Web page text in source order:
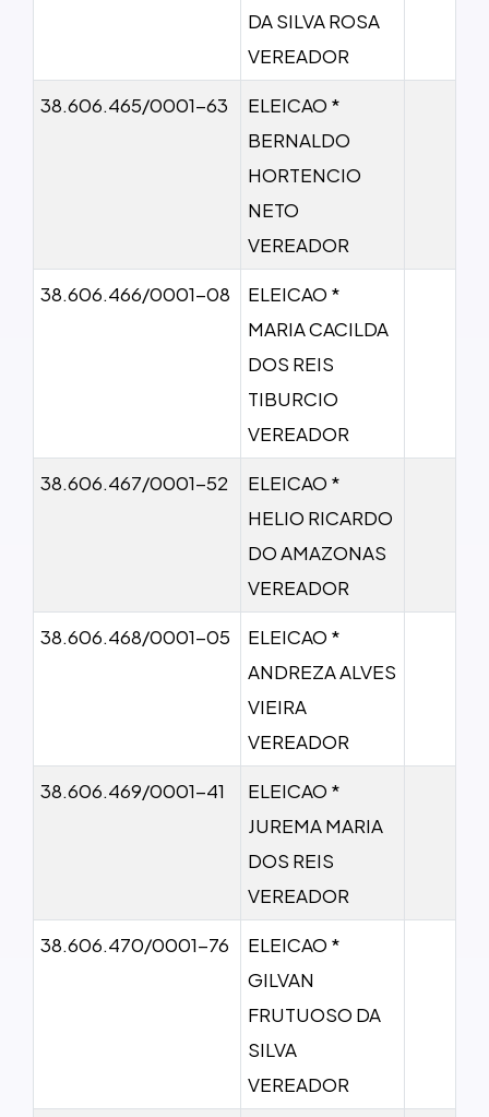
DA SILVA ROSA
VEREADOR
38.606.465/0001-63
ELEICAO *
BERNALDO
HORTENCIO
NETO
VEREADOR
38.606.466/0001-08
ELEICAO *
MARIA CACILDA
DOS REIS
TIBURCIO
VEREADOR
38.606.467/0001-52
ELEICAO *
HELIO RICARDO
DO AMAZONAS
VEREADOR
38.606.468/0001-05
ELEICAO *
ANDREZA ALVES
VIEIRA
VEREADOR
38.606.469/0001-41
ELEICAO *
JUREMA MARIA
DOS REIS
VEREADOR
38.606.470/0001-76
ELEICAO *
GILVAN
FRUTUOSO DA
SILVA
VEREADOR